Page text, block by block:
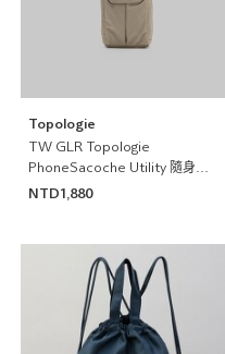
Topologie
TW GLR Topologie
PhoneSacoche Utility 隨身手
機包
NTD1,880